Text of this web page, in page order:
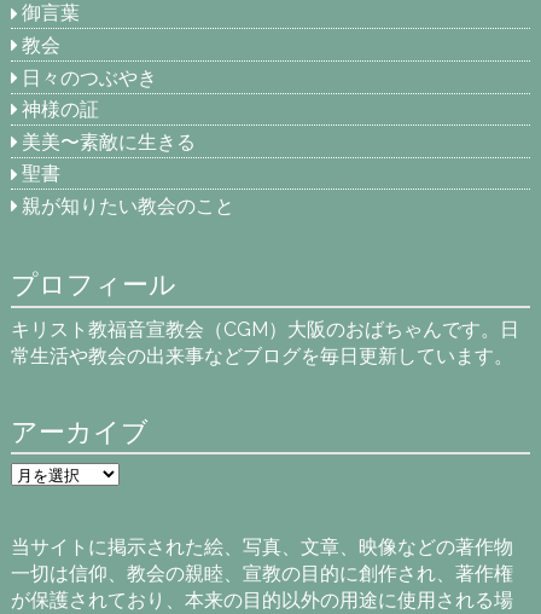
御言葉
教会
日々のつぶやき
神様の証
美美〜素敵に生きる
聖書
親が知りたい教会のこと
プロフィール
キリスト教福音宣教会（CGM）大阪のおばちゃんです。日
常生活や教会の出来事などブログを毎日更新しています。
アーカイブ
ア
ー
ブ
当サイトに掲示された絵、写真、文章、映像などの著作物
一切は信仰、教会の親睦、宣教の目的に創作され、著作権
が保護されており、本来の目的以外の用途に使用される場